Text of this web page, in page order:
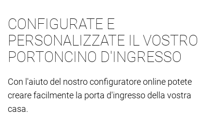
CONFIGURATE E
PERSONALIZZATE IL VOSTRO
PORTONCINO D'INGRESSO
Con l'aiuto del nostro configuratore online potete
creare facilmente la porta d'ingresso della vostra
casa.